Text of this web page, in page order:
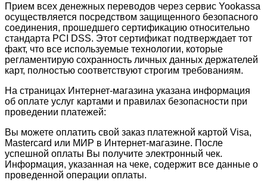
Прием всех денежных переводов через сервис Yookassa
осуществляется посредством защищенного безопасного
соединения, прошедшего сертификацию относительно
стандарта PCI DSS. Этот сертификат подтверждает тот
факт, что все используемые технологии, которые
регламентирую сохранность личных данных держателей
карт, полностью соответствуют строгим требованиям.
На страницах Интернет-магазина указана информация
об оплате услуг картами и правилах безопасности при
проведении платежей:
Вы можете оплатить свой заказ платежной картой Visa,
Mastercard или МИР в Интернет-магазине. После
успешной оплаты Вы получите электронный чек.
Информация, указанная на чеке, содержит все данные о
проведенной операции оплаты.